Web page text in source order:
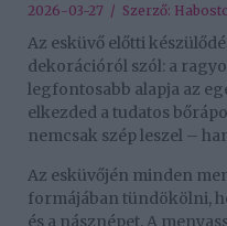
2026-03-27 / Szerző:
Az esküvő előtti
dekorációról szól: a
legfontosabb alapja az
elkezded a tudatos
nemcsak szép leszel –
Az esküvőjén minden
formájában tündökölni,
és a násznépet. A